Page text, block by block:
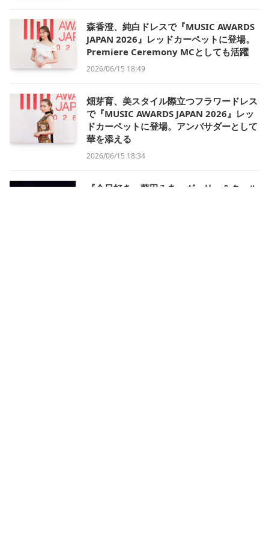
森香澄、純白ドレスで『MUSIC AWARDS
JAPAN 2026』レッドカーペットに登場。
Premiere Ceremony MCとしても活躍
2026/06/15 18:49
畑芽育、美スタイル際立つフラワードレス
で『MUSIC AWARDS JAPAN 2026』レッ
ドカーペットに登場。アンバサダーとして
華を添える
2026/06/15 18:34
『今日好き』藤田みあ、ガーリー＆クール